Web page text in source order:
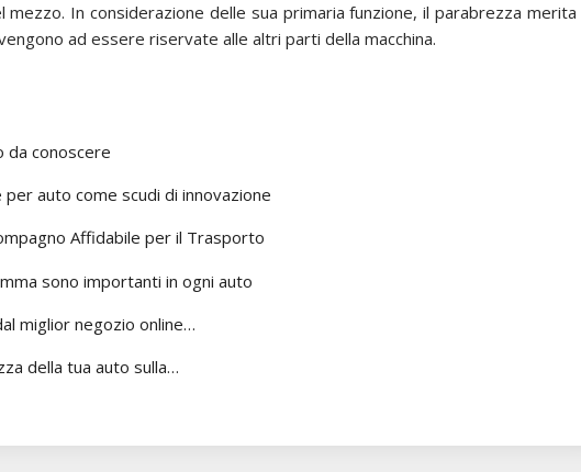
In considerazione delle sua primaria funzione, il parabrezza merita
ad essere riservate alle altri parti della macchina.
da conoscere
auto come scudi di innovazione
Affidabile per il Trasporto
sono importanti in ogni auto
miglior negozio online…
della tua auto sulla…